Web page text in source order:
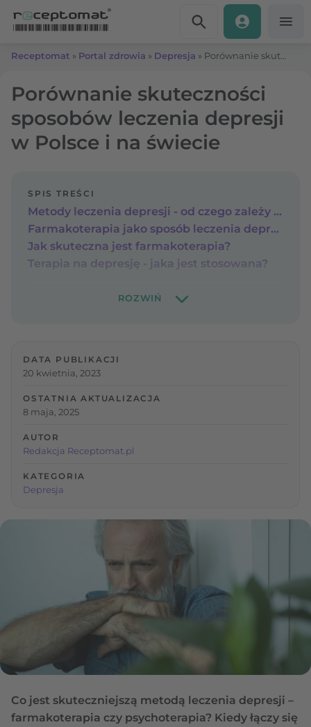
Receptomat » Portal zdrowia » Depresja »
Porównanie skuteczności
sposobów leczenia depresji
w Polsce i na świecie
SPIS TREŚCI
Metody leczenia depresji - od czego zależy wybór lekarza?
Farmakoterapia jako sposób leczenia depresji - co warto o niej wiedzieć?
Jak skuteczna jest farmakoterapia?
Terapia na depresję - jaka jest stosowana?
DATA PUBLIKACJI
20 kwietnia, 2023
OSTATNIA AKTUALIZACJA
8 maja, 2025
AUTOR
Redakcja Receptomat.pl
KATEGORIA
Depresja
Co jest skuteczniejszą metodą leczenia depresji –
farmakoterapia czy psychoterapia? Kiedy łączy się